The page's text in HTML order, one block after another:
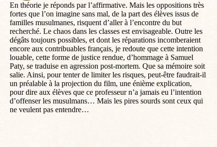
En théorie je réponds par l’affirmative. Mais les oppositions très
fortes que l’on imagine sans mal, de la part des élèves issus de
familles musulmanes, risquent d’aller à l’encontre du but
recherché. Le chaos dans les classes est envisageable. Outre les
dégâts toujours possibles, et dont les réparations incomberaient
encore aux contribuables français, je redoute que cette intention
louable, cette forme de justice rendue, d’hommage à Samuel
Paty, se traduise en agression post-mortem. Que sa mémoire soit
salie. Ainsi, pour tenter de limiter les risques, peut-être faudrait-il
un préalable à la projection du film, une énième explication,
pour dire aux élèves que ce professeur n’a jamais eu l’intention
d’offenser les musulmans… Mais les pires sourds sont ceux qui
ne veulent pas entendre…